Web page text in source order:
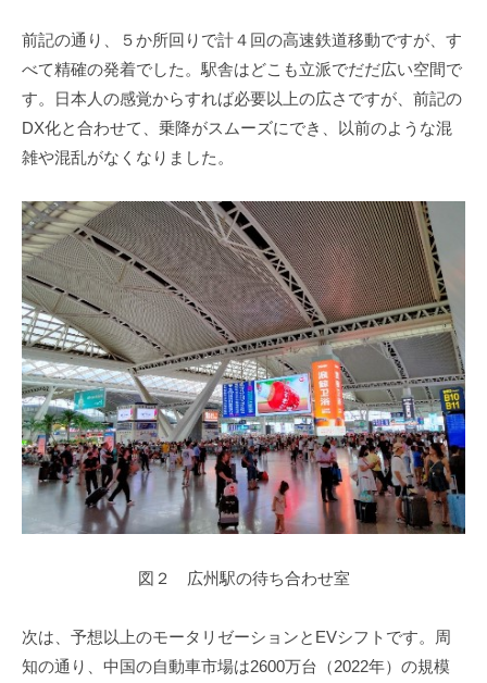
前記の通り、５か所回りで計４回の高速鉄道移動ですが、す
べて精確の発着でした。駅舎はどこも立派でだだ広い空間で
す。日本人の感覚からすれば必要以上の広さですが、前記の
DX化と合わせて、乗降がスムーズにでき、以前のような混
雑や混乱がなくなりました。
図２ 広州駅の待ち合わせ室
次は、予想以上のモータリゼーションとEVシフトです。周
知の通り、中国の自動車市場は2600万台（2022年）の規模